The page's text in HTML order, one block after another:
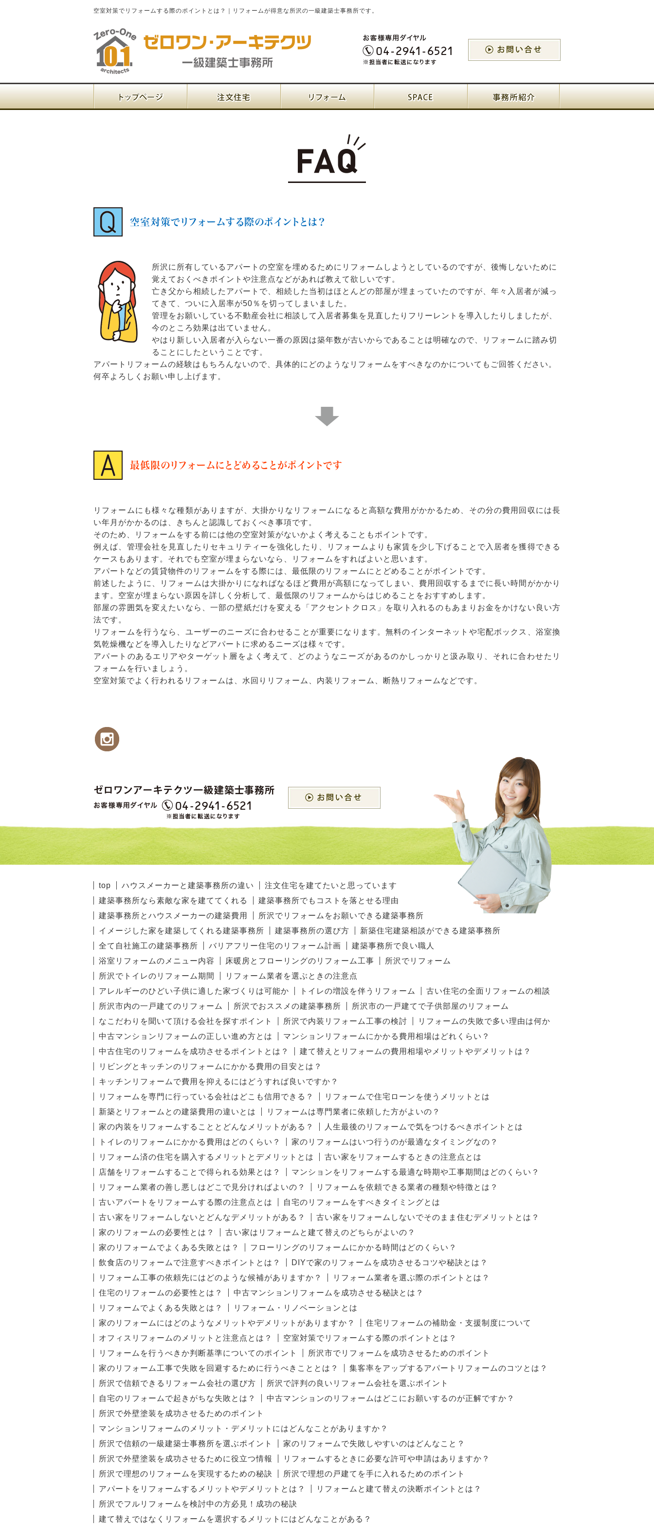
空室対策でリフォームする際のポイントとは？｜リフォームが得意な所沢の一級建築士事務所です。
空室対策でリフォームする際のポイントとは？
所沢に所有しているアパートの空室を埋めるためにリフォームしようとしているのですが、後悔しないために
覚えておくべきポイントや注意点などがあれば教えて欲しいです。
亡き父から相続したアパートで、相続した当初はほとんどの部屋が埋まっていたのですが、年々入居者が減っ
てきて、ついに入居率が50％を切ってしまいました。
管理をお願いしている不動産会社に相談して入居者募集を見直したりフリーレントを導入したりしましたが、
今のところ効果は出ていません。
やはり新しい入居者が入らない一番の原因は築年数が古いからであることは明確なので、リフォームに踏み切
ることにしたということです。
アパートリフォームの経験はもちろんないので、具体的にどのようなリフォームをすべきなのかについてもご回答ください。
何卒よろしくお願い申し上げます。
最低限のリフォームにとどめることがポイントです
リフォームにも様々な種類がありますが、大掛かりなリフォームになると高額な費用がかかるため、その分の費用回収には長
い年月がかかるのは、きちんと認識しておくべき事項です。
そのため、リフォームをする前には他の空室対策がないかよく考えることもポイントです。
例えば、管理会社を見直したりセキュリティーを強化したり、リフォームよりも家賃を少し下げることで入居者を獲得できる
ケースもあります。それでも空室が埋まらないなら、リフォームをすればよいと思います。
アパートなどの賃貸物件のリフォームをする際には、最低限のリフォームにとどめることがポイントです。
前述したように、リフォームは大掛かりになればなるほど費用が高額になってしまい、費用回収するまでに長い時間がかかり
ます。空室が埋まらない原因を詳しく分析して、最低限のリフォームからはじめることをおすすめします。
部屋の雰囲気を変えたいなら、一部の壁紙だけを変える「アクセントクロス」を取り入れるのもあまりお金をかけない良い方
法です。
リフォームを行うなら、ユーザーのニーズに合わせることが重要になります。無料のインターネットや宅配ボックス、浴室換
気乾燥機などを導入したりなどアパートに求めるニーズは様々です。
アパートのあるエリアやターゲット層をよく考えて、どのようなニーズがあるのかしっかりと汲み取り、それに合わせたリ
フォームを行いましょう。
空室対策でよく行われるリフォームは、水回りリフォーム、内装リフォーム、断熱リフォームなどです。
top ハウスメーカーと建築事務所の違い
注文住宅を建てたいと思っています
建築事務所なら素敵な家を建ててくれる
建築事務所でもコストを落とせる理由
建築事務所とハウスメーカーの建築費用
所沢でリフォームをお願いできる建築事務所
イメージした家を建築してくれる建築事務所
建築事務所の選び方
新築住宅建築相談ができる建築事務所
全て自社施工の建築事務所
バリアフリー住宅のリフォーム計画
建築事務所で良い職人
浴室リフォームのメニュー内容
床暖房とフローリングのリフォーム工事
所沢でリフォーム
所沢でトイレのリフォーム期間
リフォーム業者を選ぶときの注意点
アレルギーのひどい子供に適した家づくりは可能か
トイレの増設を伴うリフォーム
古い住宅の全面リフォームの相談
所沢市内の一戸建てのリフォーム
所沢でおススメの建築事務所
所沢市の一戸建てで子供部屋のリフォーム
なこだわりを聞いて頂ける会社を探すポイント
所沢で内装リフォーム工事の検討
リフォームの失敗で多い理由は何か
中古マンションリフォームの正しい進め方とは
マンションリフォームにかかる費用相場はどれくらい？
中古住宅のリフォームを成功させるポイントとは？
建て替えとリフォームの費用相場やメリットやデメリットは？
リビングとキッチンのリフォームにかかる費用の目安とは？
キッチンリフォームで費用を抑えるにはどうすれば良いですか？
リフォームを専門に行っている会社はどこも信用できる？
リフォームで住宅ローンを使うメリットとは
新築とリフォームとの建築費用の違いとは
リフォームは専門業者に依頼した方がよいの？
家の内装をリフォームすることとどんなメリットがある？
人生最後のリフォームで気をつけるべきポイントとは
トイレのリフォームにかかる費用はどのくらい？
家のリフォームはいつ行うのが最適なタイミングなの？
リフォーム済の住宅を購入するメリットとデメリットとは
古い家をリフォームするときの注意点とは
店舗をリフォームすることで得られる効果とは？
マンションをリフォームする最適な時期や工事期間はどのくらい？
リフォーム業者の善し悪しはどこで見分ければよいの？
リフォームを依頼できる業者の種類や特徴とは？
古いアパートをリフォームする際の注意点とは
自宅のリフォームをすべきタイミングとは
古い家をリフォームしないとどんなデメリットがある？
古い家をリフォームしないでそのまま住むデメリットとは？
家のリフォームの必要性とは？
古い家はリフォームと建て替えのどちらがよいの？
家のリフォームでよくある失敗とは？
フローリングのリフォームにかかる時間はどのくらい？
飲食店のリフォームで注意すべきポイントとは？
DIYで家のリフォームを成功させるコツや秘訣とは？
リフォーム工事の依頼先にはどのような候補がありますか？
リフォーム業者を選ぶ際のポイントとは？
住宅のリフォームの必要性とは？
中古マンションリフォームを成功させる秘訣とは？
リフォームでよくある失敗とは？
リフォーム・リノベーションとは
家のリフォームにはどのようなメリットやデメリットがありますか？
住宅リフォームの補助金・支援制度について
オフィスリフォームのメリットと注意点とは？
空室対策でリフォームする際のポイントとは？
リフォームを行うべきか判断基準についてのポイント
所沢市でリフォームを成功させるためのポイント
家のリフォーム工事で失敗を回避するために行うべきこととは？
集客率をアップするアパートリフォームのコツとは？
所沢で信頼できるリフォーム会社の選び方
所沢で評判の良いリフォーム会社を選ぶポイント
自宅のリフォームで起きがちな失敗とは？
中古マンションのリフォームはどこにお願いするのが正解ですか？
所沢で外壁塗装を成功させるためのポイント
マンションリフォームのメリット・デメリットにはどんなことがありますか？
所沢で信頼の一級建築士事務所を選ぶポイント
家のリフォームで失敗しやすいのはどんなこと？
所沢で外壁塗装を成功させるために役立つ情報
リフォームするときに必要な許可や申請はありますか？
所沢で理想のリフォームを実現するための秘訣
所沢で理想の戸建てを手に入れるためのポイント
アパートをリフォームするメリットやデメリットとは？
リフォームと建て替えの決断ポイントとは？
所沢でフルリフォームを検討中の方必見！成功の秘訣
建て替えではなくリフォームを選択するメリットにはどんなことがある？